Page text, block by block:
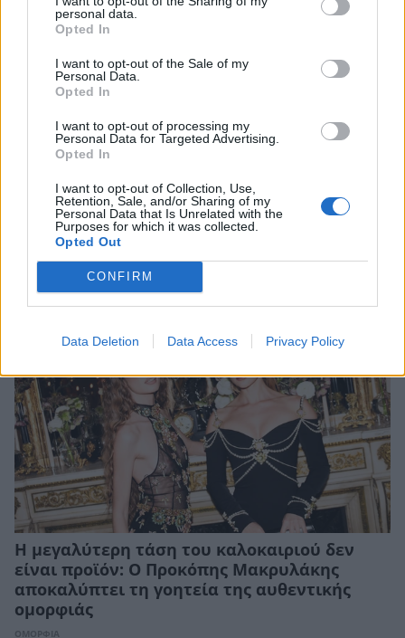
personal data.
Opted In
I want to opt-out of the Sale of my
Personal Data.
Opted In
I want to opt-out of processing my
Personal Data for Targeted Advertising.
Opted In
I want to opt-out of Collection, Use,
Retention, Sale, and/or Sharing of my
Personal Data that Is Unrelated with the
Purposes for which it was collected.
Opted Out
CONFIRM
Data Deletion Data Access Privacy Policy
Έλσα Χοσκ: Η beauty routine που ακολουθεί
για νεανική και λαμπερή επιδερμίδα
Η μεγαλύτερη τάση του καλοκαιριού δεν
είναι προϊόν: Ο Προκόπης Μακρυλάκης
αποκαλύπτει τη γοητεία της αυθεντικής
ομορφιάς
ΟΜΟΡΦΙΑ